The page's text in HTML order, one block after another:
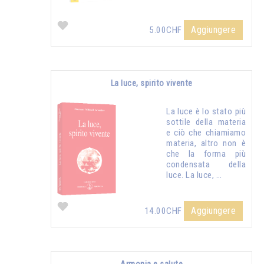
5.00CHF Aggiungere
La luce, spirito vivente
La luce è lo stato più
sottile della materia
e ciò che chiamiamo
materia, altro non è
che la forma più
condensata della
luce. La luce, …
14.00CHF Aggiungere